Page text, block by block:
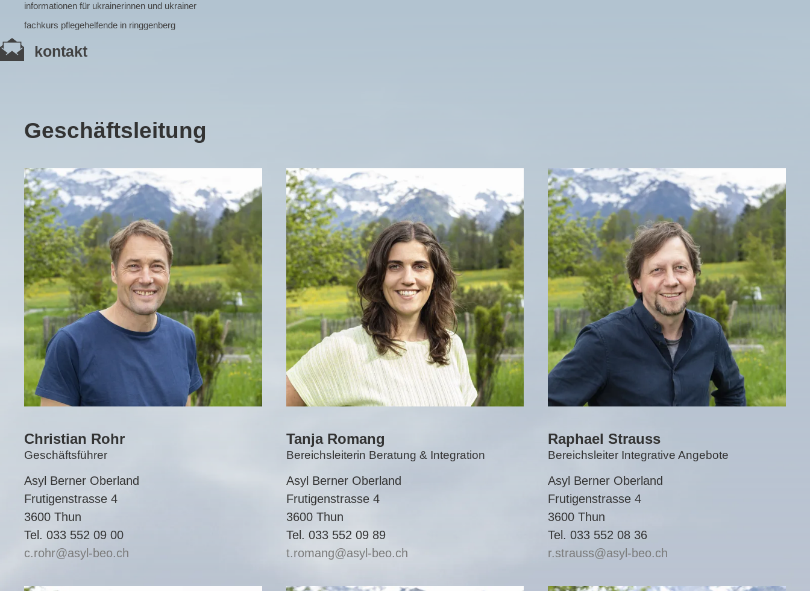
informationen für ukrainerinnen und ukrainer
fachkurs pflegehelfende in ringgenberg
kontakt
Geschäftsleitung
Christian Rohr
Geschäftsführer
Asyl Berner Oberland
Frutigenstrasse 4
3600 Thun
Tel. 033 552 09 00
c.rohr
asyl-beo.ch
Tanja Romang
Bereichsleiterin Beratung & Integration
Asyl Berner Oberland
Frutigenstrasse 4
3600 Thun
Tel. 033 552 09 89
t.romang
asyl-beo.ch
Raphael Strauss
Bereichsleiter Integrative Angebote
Asyl Berner Oberland
Frutigenstrasse 4
3600 Thun
Tel. 033 552 08 36
r.strauss
asyl-beo.ch